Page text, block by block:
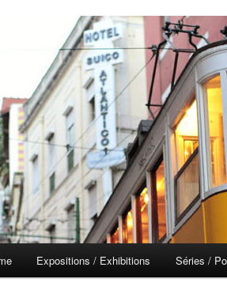
Expositions / Exhibitions Séries /